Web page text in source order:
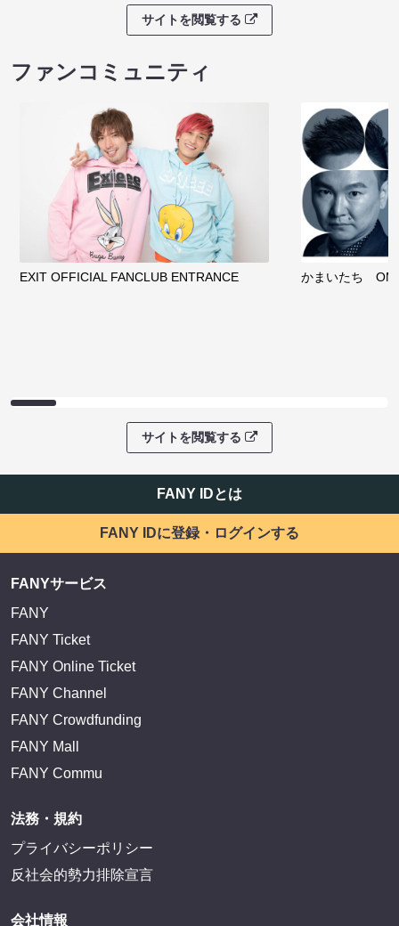
サイトを閲覧する
ファンコミュニティ
EXIT OFFICIAL FANCLUB ENTRANCE かまいたち
サイトを閲覧する
FANY IDとは
FANY IDに登録・ログインする
FANYサービス
FANY
FANY Ticket
FANY Online Ticket
FANY Channel
FANY Crowdfunding
FANY Mall
FANY Commu
法務・規約
プライバシーポリシー
反社会的勢力排除宣言
会社情報